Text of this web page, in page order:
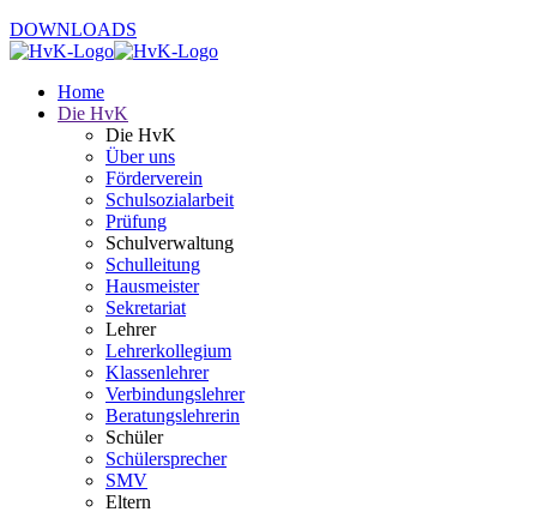
DOWNLOADS
Home
Die HvK
Die HvK
Über uns
Förderverein
Schulsozialarbeit
Prüfung
Schulverwaltung
Schulleitung
Hausmeister
Sekretariat
Lehrer
Lehrerkollegium
Klassenlehrer
Verbindungslehrer
Beratungslehrerin
Schüler
Schülersprecher
SMV
Eltern